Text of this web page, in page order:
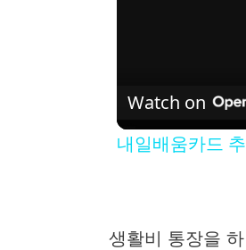
Watch on
내일배움카드
생활비 통장을